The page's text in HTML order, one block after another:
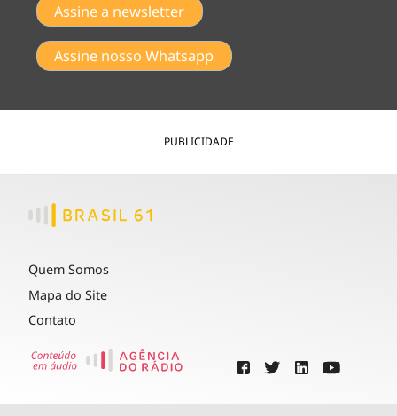
Assine a newsletter
Assine nosso Whatsapp
PUBLICIDADE
Quem Somos
Mapa do Site
Contato